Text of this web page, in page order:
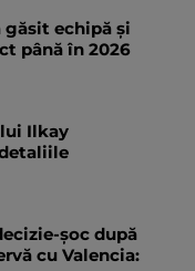
găsit echipă și
până în 2026
Ilkay
șoc după
cu Valencia: